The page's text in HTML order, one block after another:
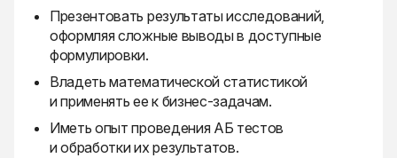
Презентовать результаты исследований,
оформляя сложные выводы в доступные
формулировки.
Владеть математической статистикой
и применять ее к бизнес-задачам.
Иметь опыт проведения АБ тестов
и обработки их результатов.